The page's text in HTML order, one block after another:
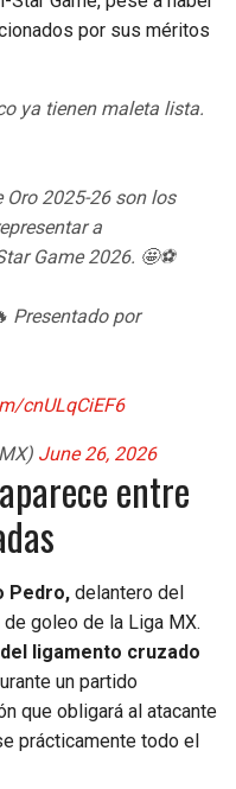
por sus méritos
ya tienen maleta lista.
2025-26 son los
a
Game 2026. 🤩⚽
Presentado por
cnULqCiEF6
June 26, 2026
entre
Pedro, delantero del
goleo de la Liga MX.
ligamento cruzado
un partido
que obligará al atacante
prácticamente todo el